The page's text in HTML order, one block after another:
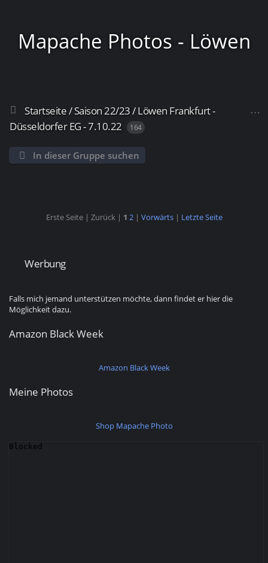
Mapache Photos - Löwen
Frankfurt
Startseite/Saison 22/23/Löwen Frankfurt -
Düsseldorfer EG - 7.10.22
164
In dieser Gruppe suchen
Erste Seite | Zurück | 1 2 | Vorwärts | Letzte Seite
Werbung
Falls mich jemand unterstützen möchte, dann findet er hier die
Möglichkeit dazu.
Amazon Black Week
Amazon Black Week
Meine Photos
Shop Mapache Photo